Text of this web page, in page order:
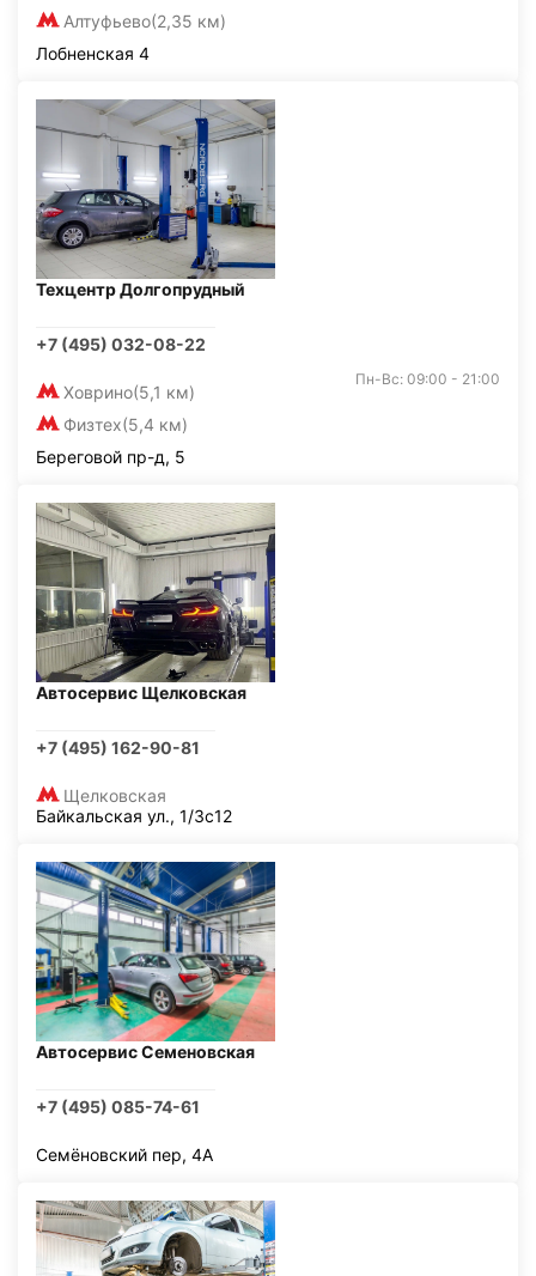
Алтуфьево(2,35 км)
Лобненская 4
Техцентр Долгопрудный
+7 (495) 032-08-22
Ховрино(5,1 км)
Физтех(5,4 км)
Пн-Вс: 09:00 - 21:00
Береговой пр-д, 5
Автосервис Щелковская
+7 (495) 162-90-81
Щелковская
Байкальская ул., 1/3с12
Автосервис Семеновская
+7 (495) 085-74-61
Семёновский пер, 4А